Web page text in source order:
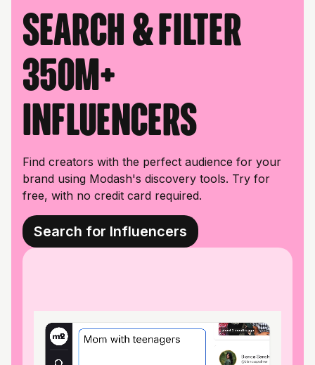
Search & filter
350M+
influencers
Find creators with the perfect audience for your
brand using Modash's discovery tools. Try for
free, with no credit card required.
Search for Influencers